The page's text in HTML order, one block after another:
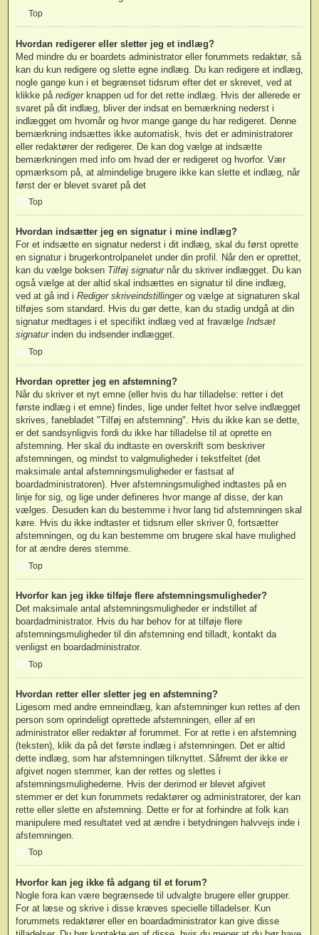
Top
Hvordan redigerer eller sletter jeg et indlæg?
Med mindre du er boardets administrator eller forummets redaktør, så
kan du kun redigere og slette egne indlæg. Du kan redigere et indlæg,
nogle gange kun i et begrænset tidsrum efter det er skrevet, ved at
klikke på redigerknappen ud for det rette indlæg. Hvis der allerede er
svaret på dit indlæg, bliver der indsat en bemærkning nederst i
indlægget om hvornår og hvor mange gange du har redigeret. Denne
bemærkning indsættes ikke automatisk, hvis det er administratorer
eller redaktører der redigerer. De kan dog vælge at indsætte
bemærkningen med info om hvad der er redigeret og hvorfor. Vær
opmærksom på, at almindelige brugere ikke kan slette et indlæg, når
først der er blevet svaret på det
Top
Hvordan indsætter jeg en signatur i mine indlæg?
For et indsætte en signatur nederst i dit indlæg, skal du først oprette
en signatur i brugerkontrolpanelet under din profil. Når den er oprettet,
kan du vælge boksen Tilføj signaturnår du skriver indlægget. Du kan
også vælge at der altid skal indsættes en signatur til dine indlæg,
ved at gå ind i Rediger skriveindstillingerog vælge at signaturen skal
tilføjes som standard. Hvis du gør dette, kan du stadig undgå at din
signatur medtages i et specifikt indlæg ved at fravælge Indsæt
signaturinden du indsender indlægget.
Top
Hvordan opretter jeg en afstemning?
Når du skriver et nyt emne (eller hvis du har tilladelse: retter i det
første indlæg i et emne) findes, lige under feltet hvor selve indlægget
skrives, fanebladet "Tilføj en afstemning". Hvis du ikke kan se dette,
er det sandsynligvis fordi du ikke har tilladelse til at oprette en
afstemning. Her skal du indtaste en overskrift som beskriver
afstemningen, og mindst to valgmuligheder i tekstfeltet (det
maksimale antal afstemningsmuligheder er fastsat af
boardadministratoren). Hver afstemningsmulighed indtastes på en
linje for sig, og lige under defineres hvor mange af disse, der kan
vælges. Desuden kan du bestemme i hvor lang tid afstemningen skal
køre. Hvis du ikke indtaster et tidsrum eller skriver 0, fortsætter
afstemningen, og du kan bestemme om brugere skal have mulighed
for at ændre deres stemme.
Top
Hvorfor kan jeg ikke tilføje flere afstemningsmuligheder?
Det maksimale antal afstemningsmuligheder er indstillet af
boardadministrator. Hvis du har behov for at tilføje flere
afstemningsmuligheder til din afstemning end tilladt, kontakt da
venligst en boardadministrator.
Top
Hvordan retter eller sletter jeg en afstemning?
Ligesom med andre emneindlæg, kan afstemninger kun rettes af den
person som oprindeligt oprettede afstemningen, eller af en
administrator eller redaktør af forummet. For at rette i en afstemning
(teksten), klik da på det første indlæg i afstemningen. Det er altid
dette indlæg, som har afstemningen tilknyttet. Såfremt der ikke er
afgivet nogen stemmer, kan der rettes og slettes i
afstemningsmulighederne. Hvis der derimod er blevet afgivet
stemmer er det kun forummets redaktører og administratorer, der kan
rette eller slette en afstemning. Dette er for at forhindre at folk kan
manipulere med resultatet ved at ændre i betydningen halvvejs inde i
afstemningen.
Top
Hvorfor kan jeg ikke få adgang til et forum?
Nogle fora kan være begrænsede til udvalgte brugere eller grupper.
For at læse og skrive i disse kræves specielle tilladelser. Kun
forummets redaktører eller en boardadministrator kan give disse